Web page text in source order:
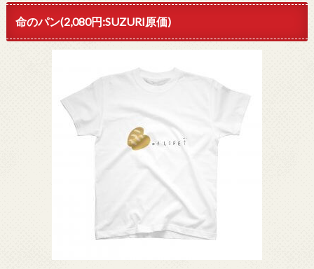
命のパン(2,080円:SUZURI原価)